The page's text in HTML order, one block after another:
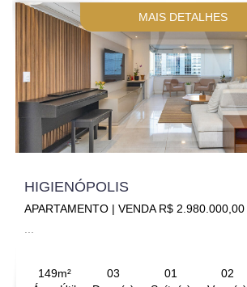
MAIS DETALHES
HIGIENÓPOLIS
APARTAMENTO | VENDA R$ 2.980.000,00
149m²
03
01
02